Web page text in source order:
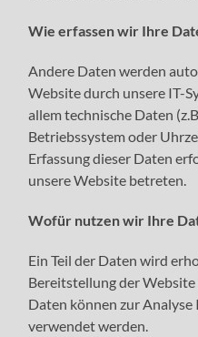
Wie erfassen wir Ihre
Andere Daten werden
Website durch unsere IT-
allem technische Daten
Betriebssystem oder
Erfassung dieser Daten
unsere Website betreten.
Wofür nutzen wir Ihre
Ein Teil der Daten wird
Bereitstellung der
Daten können zur
verwendet werden.